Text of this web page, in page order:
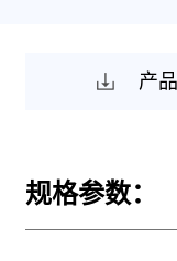
产
规格参数：